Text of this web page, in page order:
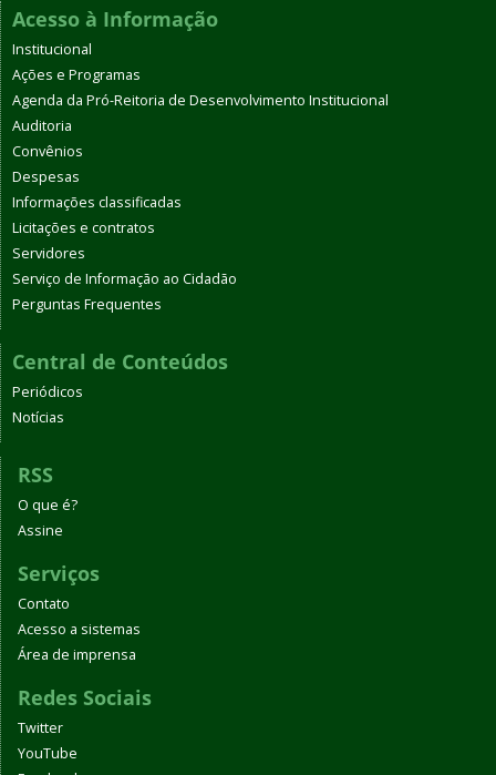
Acesso à Informação
Institucional
Ações e Programas
Agenda da Pró-Reitoria de Desenvolvimento Institucional
Auditoria
Convênios
Despesas
Informações classificadas
Licitações e contratos
Servidores
Serviço de Informação ao Cidadão
Perguntas Frequentes
Central de Conteúdos
Periódicos
Notícias
RSS
O que é?
Assine
Serviços
Contato
Acesso a sistemas
Área de imprensa
Redes Sociais
Twitter
YouTube